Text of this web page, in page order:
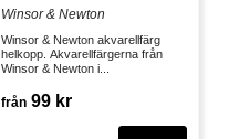
Winsor & Newton
Winsor & Newton akvarellfärg
helkopp. Akvarellfärgerna från
Winsor & Newton i...
från 99 kr